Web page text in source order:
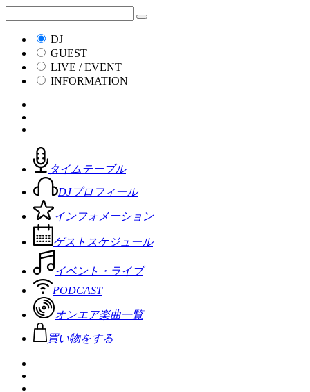
DJ
GUEST
LIVE / EVENT
INFORMATION
タイムテーブル
DJプロフィール
インフォメーション
ゲストスケジュール
イベント・ライブ
PODCAST
オンエア楽曲一覧
買い物をする